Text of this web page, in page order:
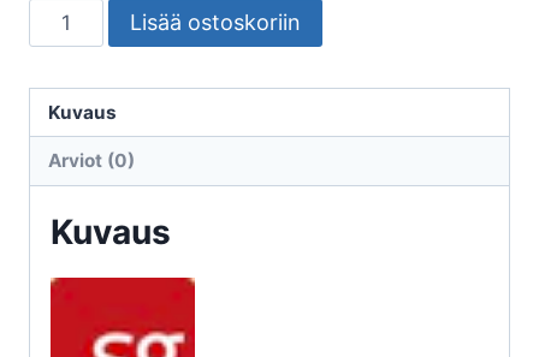
SEINÄVALAISIN
ULKO
BASSI
10W
HK
GR
Lisää ostoskoriin
Kuvaus
Arviot (0)
Kuvaus